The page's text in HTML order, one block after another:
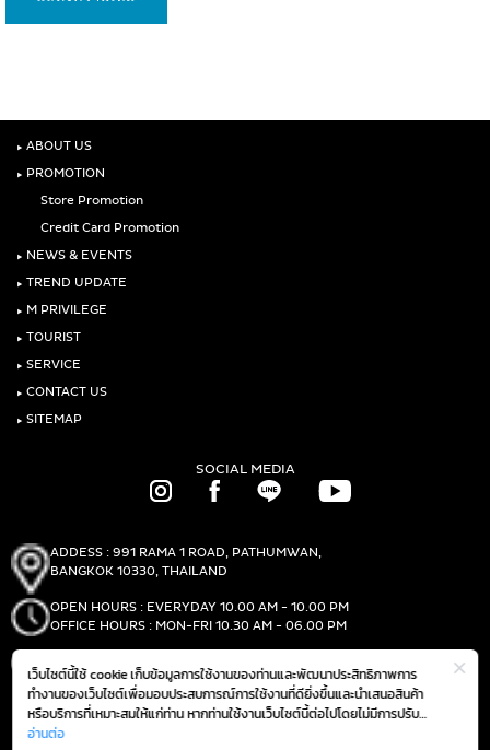
เว็บไซต์นี้ใช้ cookie เก็บข้อมูลการใช้งานของท่านและพัฒนาประสิทธิภาพการ
ทำงานของเว็บไซต์เพื่อมอบประสบการณ์การใช้งานที่ดียิ่งขึ้นและนำเสนอสินค้า
หรือบริการที่เหมาะสมให้แก่ท่าน หากท่านใช้งานเว็บไซต์นี้ต่อไปโดยไม่มีการปรับ
ตั้งค่าใดๆ ถือว่าท่านยอมรับตาม
อ่านต่อ
‣ ABOUT US
‣ PROMOTION
Store Promotion
Credit Card Promotion
‣ NEWS & EVENTS
‣ TREND UPDATE
‣ M PRIVILEGE
‣ TOURIST
‣ SERVICE
‣ CONTACT US
‣ SITEMAP
SOCIAL MEDIA
ADDESS : 991 RAMA 1 ROAD, PATHUMWAN,
BANGKOK 10330, THAILAND
OPEN HOURS : EVERYDAY 10.00 AM - 10.00 PM
OFFICE HOURS : MON-FRI 10.30 AM - 06.00 PM
PHONE :
FAX :(+66)2-690-1000